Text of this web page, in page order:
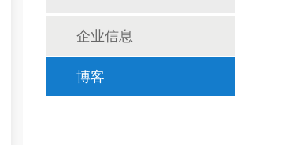
企业信息
博客